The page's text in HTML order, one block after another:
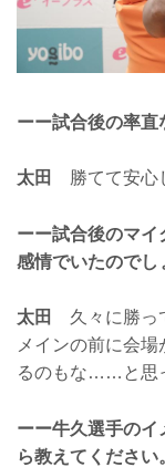
ーー試合後の率直
太田 勝てて安心
ーー試合後のマ
感情でいたのでし
太田
久々に勝っ
メインの前に会
るのもな……と思
ーー牛久選手のイ
ら教えてください